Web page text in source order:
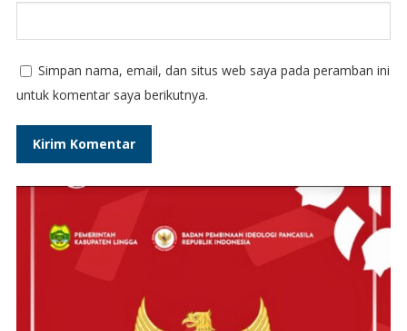
Simpan nama, email, dan situs web saya pada peramban ini
untuk komentar saya berikutnya.